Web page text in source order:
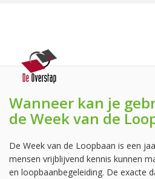
Wanneer kan je
de Week van de
De Week van de Loopbaan is een
mensen vrijblijvend kennis kunnen
en loopbaanbegeleiding. De exacte